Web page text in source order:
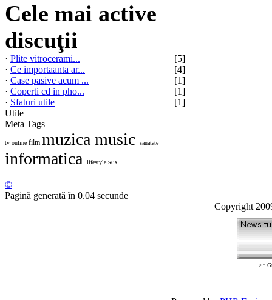
Cele mai active
discuţii
· Plite vitrocerami...
[5]
· Ce importaanta ar...
[4]
· Case pasive acum ...
[1]
· Coperti cd in pho...
[1]
· Sfaturi utile
[1]
Utile
Meta Tags
tv online film muzica music sanatate
informatica lifestyle sex
©
Pagină generată în 0.04 secunde
Copyright
>↑